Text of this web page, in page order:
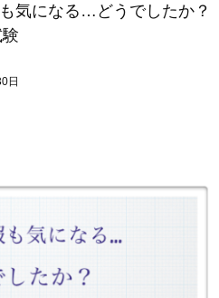
気になる…どうでしたか？
日